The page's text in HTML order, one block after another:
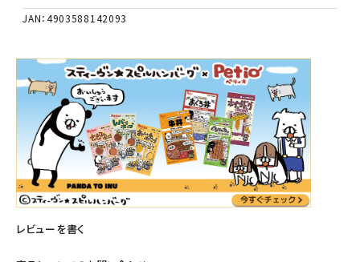
JAN：4903588142093
レビューを書く